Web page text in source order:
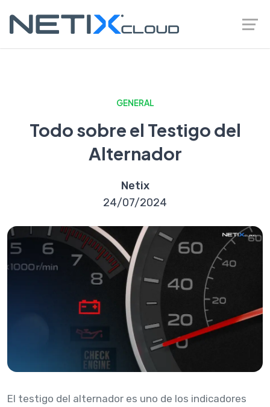
GENERAL
Todo sobre el Testigo del
Alternador
Netix
24/07/2024
El testigo del alternador es uno de los indicadores